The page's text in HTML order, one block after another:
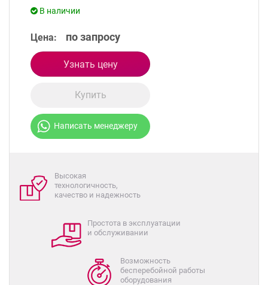
В наличии
Цена: по запросу
Узнать цену
Купить
Написать менеджеру
Высокая
технологичность,
качество и надежность
Простота в эксплуатации
и обслуживании
Возможность
бесперебойной работы
оборудования